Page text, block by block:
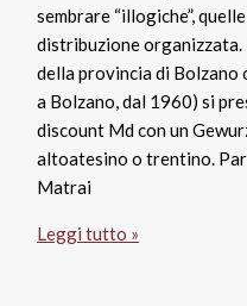
sembrare “illogiche”,
distribuzione
della provincia di Bolzano
a Bolzano, dal 1960) si
discount Md con un
altoatesino o trentino.
Matrai
Quando
Leggi tutto »